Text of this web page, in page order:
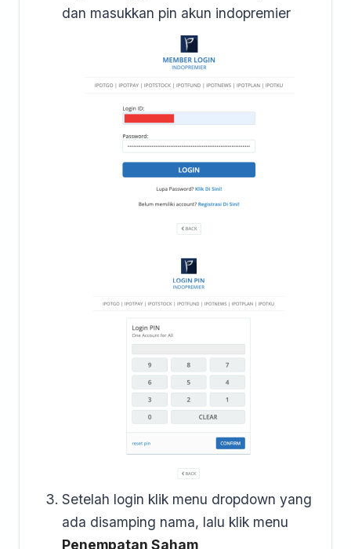
dan masukkan pin akun indopremier
Setelah login klik menu dropdown yang
ada disamping nama, lalu klik menu
Penempatan Saham